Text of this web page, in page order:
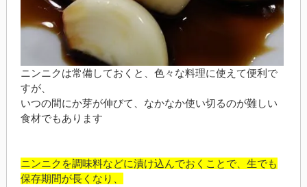
ニンニクは常備しておくと、色々な料理に使えて便利で
すが、
いつの間にか芽が伸びて、なかなか使い切るのが難しい
食材でもあります
ニンニクを調味料などに漬け込んでおくことで、生でも
保存期間が長くなり、